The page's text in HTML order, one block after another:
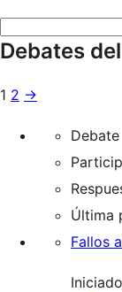
debates:
Debates
1 2 →
Debate
Última
Fallos